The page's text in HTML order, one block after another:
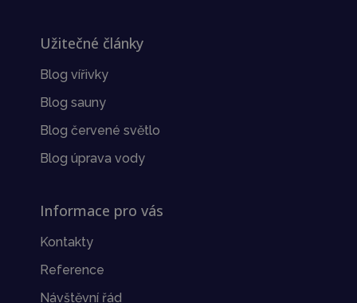
Užitečné články
Blog vířivky
Blog sauny
Blog červené světlo
Blog úprava vody
Informace pro vás
Kontakty
Reference
Návštěvní řád